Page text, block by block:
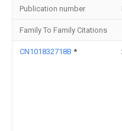
Publication number
Family To Family Citations
CN101832718B *